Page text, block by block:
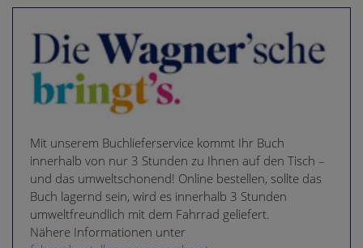
Mit unserem Buchlieferservice kommt Ihr Buch
innerhalb von nur 3 Stunden zu Ihnen auf den Tisch –
und das umweltschonend! Online bestellen, sollte das
Buch lagernd sein, wird es innerhalb 3 Stunden
umweltfreundlich mit dem Fahrrad geliefert.
Nähere Informationen unter